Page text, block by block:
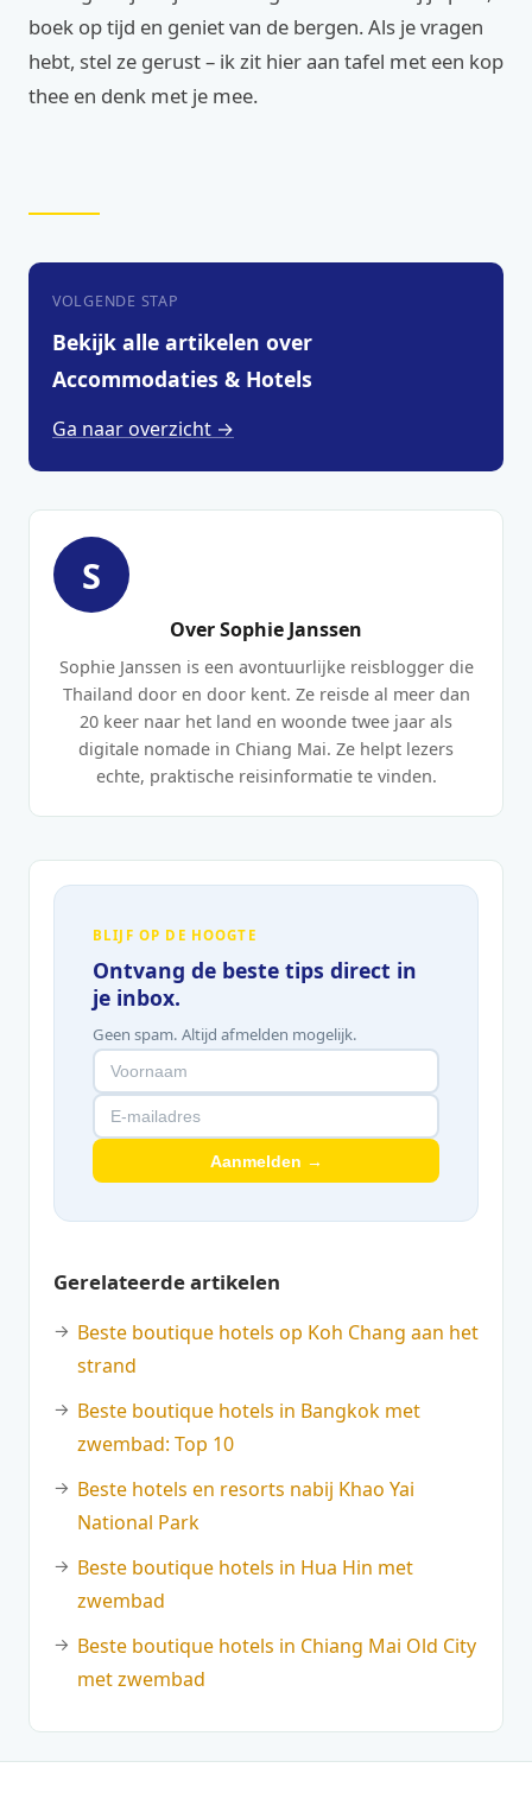
boek op tijd en geniet van de bergen. Als je vragen
hebt, stel ze gerust – ik zit hier aan tafel met een kop
thee en denk met je mee.
VOLGENDE STAP
Bekijk alle artikelen over
Accommodaties & Hotels
Ga naar overzicht →
S
Over Sophie Janssen
Sophie Janssen is een avontuurlijke reisblogger die
Thailand door en door kent. Ze reisde al meer dan
20 keer naar het land en woonde twee jaar als
digitale nomade in Chiang Mai. Ze helpt lezers
echte, praktische reisinformatie te vinden.
BLIJF OP DE HOOGTE
Ontvang de beste tips direct in
je inbox.
Geen spam. Altijd afmelden mogelijk.
Aanmelden →
Gerelateerde artikelen
Beste boutique hotels op Koh Chang aan het
strand
Beste boutique hotels in Bangkok met
zwembad: Top 10
Beste hotels en resorts nabij Khao Yai
National Park
Beste boutique hotels in Hua Hin met
zwembad
Beste boutique hotels in Chiang Mai Old City
met zwembad